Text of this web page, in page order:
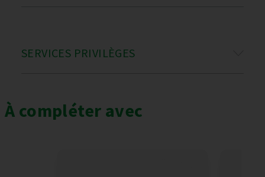
SERVICES PRIVILÈGES
À compléter avec